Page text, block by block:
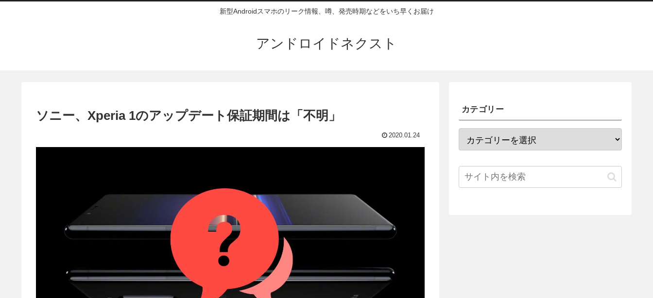
新型Androidスマホのリーク情報、噂、発売時期などをいち早くお届け
アンドロイドネクスト
ソニー、Xperia 1のアップデート保証期間は「不明」
2020.01.24
カテゴリー